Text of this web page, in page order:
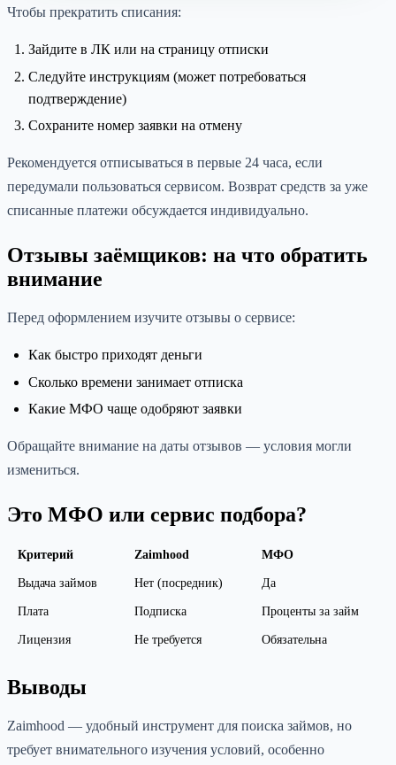
Чтобы прекратить списания:
Зайдите в ЛК или на страницу отписки
Следуйте инструкциям (может потребоваться
подтверждение)
Сохраните номер заявки на отмену
Рекомендуется отписываться в первые 24 часа, если
передумали пользоваться сервисом. Возврат средств за уже
списанные платежи обсуждается индивидуально.
Отзывы заёмщиков: на что обратить
внимание
Перед оформлением изучите отзывы о сервисе:
Как быстро приходят деньги
Сколько времени занимает отписка
Какие МФО чаще одобряют заявки
Обращайте внимание на даты отзывов — условия могли
измениться.
Это МФО или сервис подбора?
Критерий Zaimhood МФО
Выдача займов Нет (посредник) Да
Плата Подписка Проценты за займ
Лицензия Не требуется Обязательна
Выводы
Zaimhood — удобный инструмент для поиска займов, но
требует внимательного изучения условий, особенно